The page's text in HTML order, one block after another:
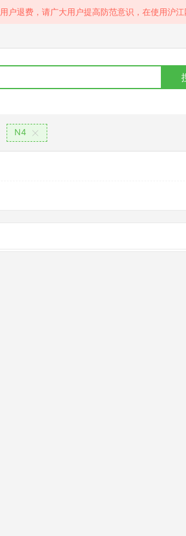
退费，请广大用户提高防范意识，在使用沪江
N4